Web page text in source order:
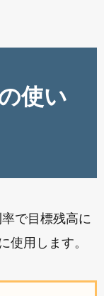
使い
で目標残高に
使用します。